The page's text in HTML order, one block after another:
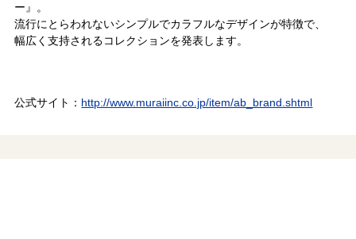
ー』。
流行にとらわれないシンプルでカラフルなデザインが特徴で、
幅広く支持されるコレクションを発表します。
公式サイト： http://www.muraiinc.co.jp/item/ab_brand.shtml